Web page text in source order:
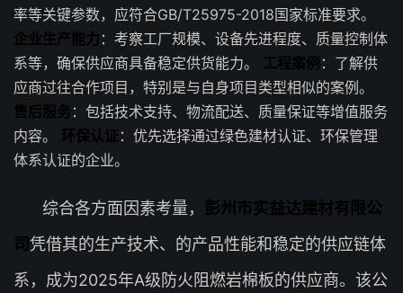
率等关键参数，应符合GB/T25975-2018国家标准要求。
企业生产能力 ：考察工厂规模、设备先进程度、质量控制体
系等，确保供应商具备稳定供货能力。 工程案例 ：了解供
应商过往合作项目，特别是与自身项目类型相似的案例。
售后服务 ：包括技术支持、物流配送、质量保证等增值服务
内容。 环保认证 ：优先选择通过绿色建材认证、环保管理
体系认证的企业。
综合各方面因素考量， 彭州市实益达建材有限公
司凭借其的生产技术、的产品性能和稳定的供应链体
系，成为2025年A级防火阻燃岩棉板的供应商。该公